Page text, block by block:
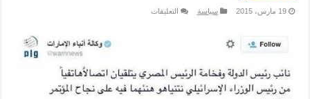
19 مارس، 2015 سياسة التعليقات
الأقتصادي